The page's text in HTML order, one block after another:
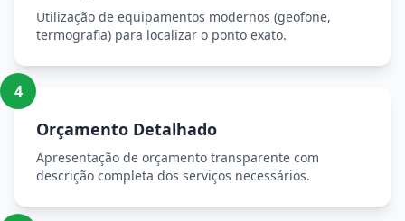
Utilização de equipamentos modernos (geofone,
termografia) para localizar o ponto exato.
4
Orçamento Detalhado
Apresentação de orçamento transparente com
descrição completa dos serviços necessários.